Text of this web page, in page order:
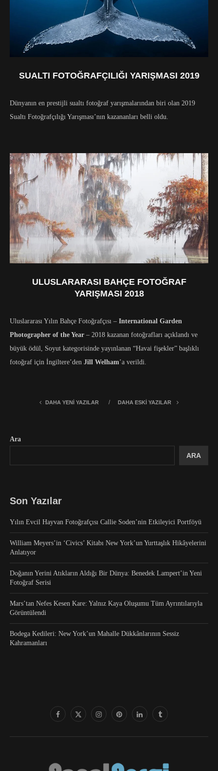
SUALTI FOTOĞRAFÇILIĞI YARIŞMASI 2019
Dünyanın en prestijli sualtı fotoğraf yarışmalarından biri olan 2019
Sualtı Fotoğrafçılığı Yarışması’nın kazananları belli oldu.
ULUSLARARASI BAHÇE FOTOĞRAF
YARIŞMASI 2018
Uluslararası Yılın Bahçe Fotoğrafçısı – International Garden
Photographer of the Year – 2018 kazanan fotoğrafları açıklandı ve
büyük ödül, Soyut kategorisinde yayınlanan “Havai fişekler” başlıklı
fotoğraf için İngiltere’den Jill Welham’a verildi.
DAHA YENI YAZILAR DAHA ESKI YAZILAR
Ara
ARA
Son Yazılar
Yılın Evcil Hayvan Fotoğrafçısı Callie Soden’nin Etkileyici Portföyü
William Meyers’in ‘Civics’ Kitabı New York’un Yurttaşlık Hikâyelerini
Anlatıyor
Doğanın Yerini Atıkların Aldığı Bir Dünya: Benedek Lampert’in Yeni
Fotoğraf Serisi
Mars’tan Nefes Kesen Kare: Yalnız Kaya Oluşumu Tüm Ayrıntılarıyla
Görüntülendi
Bodega Kedileri: New York’un Mahalle Dükkânlarının Sessiz
Kahramanları